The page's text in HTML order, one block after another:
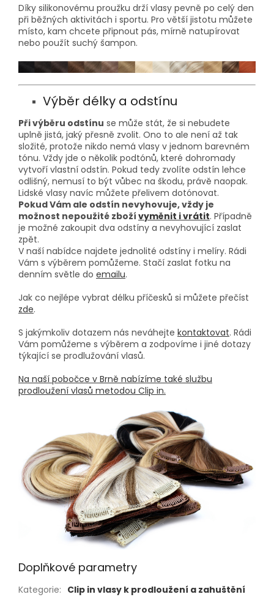
Díky silikonovému proužku drží vlasy pevně po celý den
při běžných aktivitách i sportu. Pro větší jistotu můžete
místo, kam chcete připnout pás, mírně natupírovat
nebo použít suchý šampon.
Výběr délky a odstínu
Při výběru odstínu se může stát, že si nebudete
uplně jistá, jaký přesně zvolit. Ono to ale není až tak
složité, protože nikdo nemá vlasy v jednom barevném
tónu. Vždy jde o několik podtónů, které dohromady
vytvoří vlastní odstín. Pokud tedy zvolíte odstín lehce
odlišný, nemusí to být vůbec na škodu, právě naopak.
Lidské vlasy navíc můžete přelivem dotónovat.
Pokud Vám ale odstín nevyhovuje, vždy je
možnost nepoužité zboží vyměnit i vrátit. Případně
je možné zakoupit dva odstíny a nevyhovující zaslat
zpět.
V naší nabídce najdete jednolité odstíny i melíry. Rádi
Vám s výběrem pomůžeme. Stačí zaslat fotku na
denním světle do emailu.
Jak co nejlépe vybrat délku příčesků si můžete přečíst
zde.
S jakýmkoliv dotazem nás neváhejte kontaktovat. Rádi
Vám pomůžeme s výběrem a zodpovíme i jiné dotazy
týkající se prodlužování vlasů.
Na naší pobočce v Brně nabízíme také službu
prodloužení vlasů metodou Clip in.
Doplňkové parametry
Kategorie: Clip in vlasy k prodloužení a zahuštění